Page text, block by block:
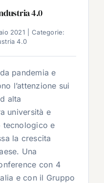
4.0
2021
Categorie:
4.0
pandemia e
l’attenzione sui
alta
università e
tecnologico e
la crescita
Una
con 4
e con il Gruppo